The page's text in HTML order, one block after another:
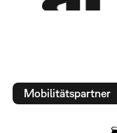
Mobilitätspartner